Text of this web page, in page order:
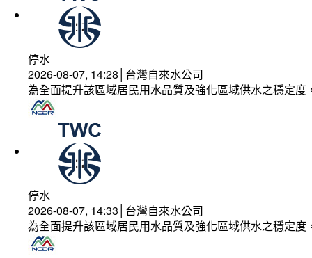
停水
2026-08-07, 14:28│台灣自來水公司
為全面提升該區域居民用水品質及強化區域供水之穩定
停水
2026-08-07, 14:33│台灣自來水公司
為全面提升該區域居民用水品質及強化區域供水之穩定